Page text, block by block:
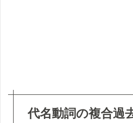
合
代名動詞の複合過